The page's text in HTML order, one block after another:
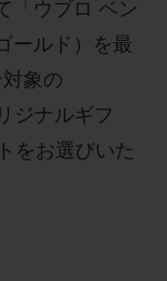
「ウブロ ベン
ールド）を最
象の
ジナルギフ
をお選びいた